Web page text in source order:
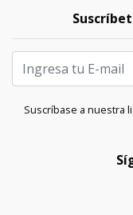
Suscríbase a nuestra